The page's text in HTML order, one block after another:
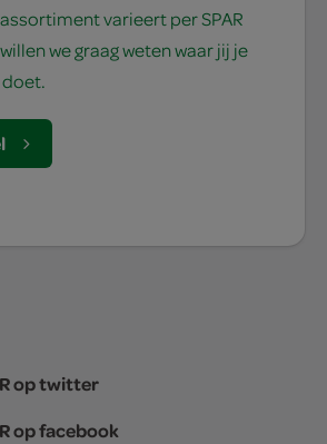
varieert per SPAR
we graag weten waar jij je
op twitter
op facebook